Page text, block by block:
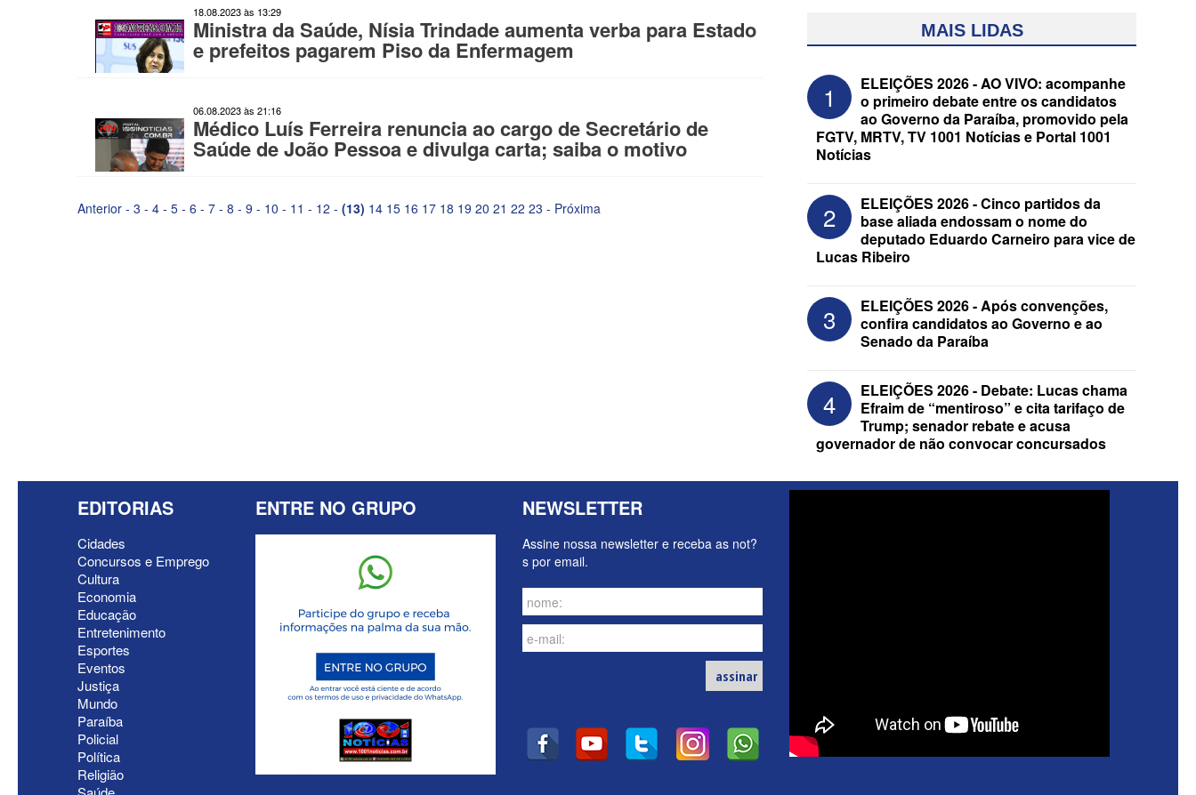
18.08.2023 às 13:29
Ministra da Saúde, Nísia Trindade aumenta verba para Estado
e prefeitos pagarem Piso da Enfermagem
06.08.2023 às 21:16
Médico Luís Ferreira renuncia ao cargo de Secretário de
Saúde de João Pessoa e divulga carta; saiba o motivo
Anterior - 3 - 4 - 5 - 6 - 7 - 8 - 9 - 10 - 11 - 12 - (13) 14 15 16 17 18 19 20 21 22 23 - Próxima
ELEIÇÕES 2026 - Candidato a
reeleição, Veneziano escolhe segundo
suplente para o Senado; saiba que é
MAIS LIDAS
1
ELEIÇÕES 2026 - AO VIVO: acompanhe
o primeiro debate entre os candidatos
ao Governo da Paraíba, promovido pela
FGTV, MRTV, TV 1001 Notícias e Portal 1001
Notícias
2
ELEIÇÕES 2026 - Cinco partidos da
base aliada endossam o nome do
deputado Eduardo Carneiro para vice de
Lucas Ribeiro
3
ELEIÇÕES 2026 - Após convenções,
confira candidatos ao Governo e ao
Senado da Paraíba
4
ELEIÇÕES 2026 - Debate: Lucas chama
Efraim de “mentiroso” e cita tarifaço de
Trump; senador rebate e acusa
governador de não convocar concursados
EDITORIAS
Cidades
Concursos e Emprego
Cultura
Economia
Educação
Entretenimento
Esportes
Eventos
Justiça
Mundo
Paraíba
Policial
Política
Religião
ENTRE NO GRUPO NEWSLETTER
Assine nossa newsletter e receba as not?
s por email.